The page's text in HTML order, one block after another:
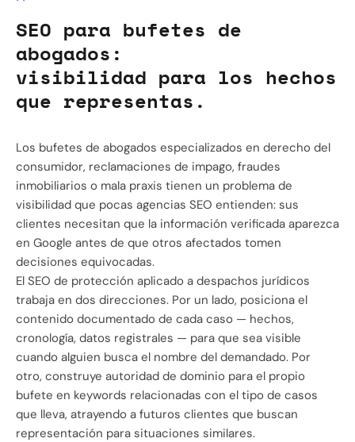
SEO para bufetes de
abogados:
visibilidad para los hechos
que representas.
Los bufetes de abogados especializados en derecho del
consumidor, reclamaciones de impago, fraudes
inmobiliarios o mala praxis tienen un problema de
visibilidad que pocas agencias SEO entienden: sus
clientes necesitan que la información verificada aparezca
en Google antes de que otros afectados tomen
decisiones equivocadas.
El SEO de protección aplicado a despachos jurídicos
trabaja en dos direcciones. Por un lado, posiciona el
contenido documentado de cada caso — hechos,
cronología, datos registrales — para que sea visible
cuando alguien busca el nombre del demandado. Por
otro, construye autoridad de dominio para el propio
bufete en keywords relacionadas con el tipo de casos
que lleva, atrayendo a futuros clientes que buscan
representación para situaciones similares.